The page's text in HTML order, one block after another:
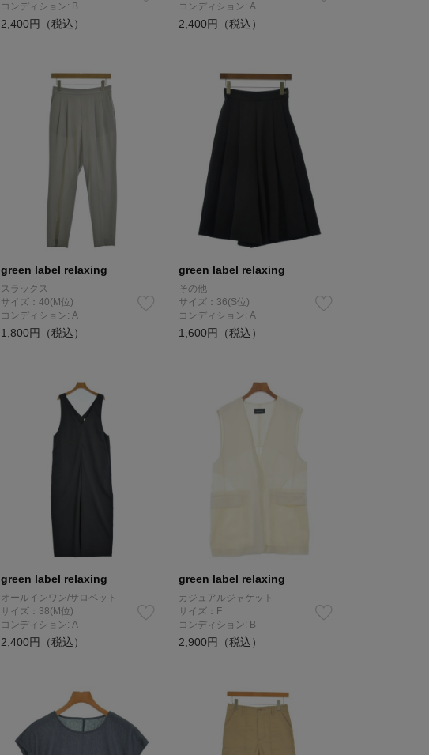
コンディション: B
2,400円（税込）
コンディション: A
2,400円（税込）
green label relaxing
スラックス
サイズ：40(M位)
コンディション: A
1,800円（税込）
green label relaxing
その他
サイズ：36(S位)
コンディション: A
1,600円（税込）
green label relaxing
オールインワン/サロペット
サイズ：38(M位)
コンディション: A
2,400円（税込）
green label relaxing
カジュアルジャケット
サイズ：F
コンディション: B
2,900円（税込）